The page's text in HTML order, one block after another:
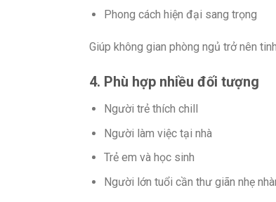
Phong cách hiện đại sang trọng
Giúp không gian phòng ngủ trở nên
4. Phù hợp nhiều đối tượng
Người trẻ thích chill
Người làm việc tại nhà
Trẻ em và học sinh
Người lớn tuổi cần thư giãn nhẹ